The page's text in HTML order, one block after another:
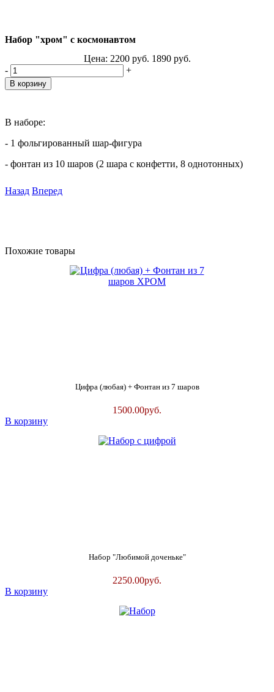
Набор "хром" с космонавтом
Цена: 2200 руб. 1890 руб.
-
+
В наборе:
- 1 фольгированный шар-фигура
- фонтан из 10 шаров (2 шара с конфетти, 8 однотонных)
Назад Вперед
Похожие товары
Цифра (любая) + Фонтан из 7 шаров
1500.00руб.
В корзину
Набор "Любимой доченьке"
2250.00руб.
В корзину